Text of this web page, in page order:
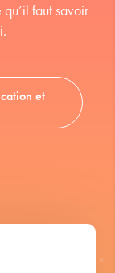
faut savoir
et